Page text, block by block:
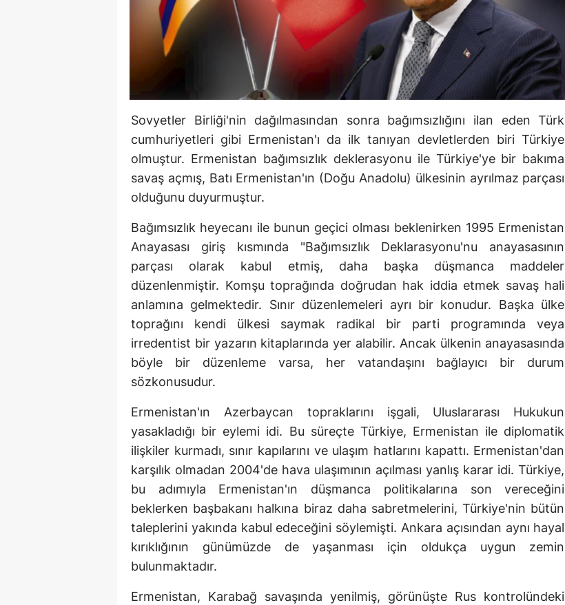
Sovyetler Birliği'nin dağılmasından sonra bağımsızlığını ilan eden Türk
cumhuriyetleri gibi Ermenistan'ı da ilk tanıyan devletlerden biri Türkiye
olmuştur. Ermenistan bağımsızlık deklerasyonu ile Türkiye'ye bir bakıma
savaş açmış, Batı Ermenistan'ın (Doğu Anadolu) ülkesinin ayrılmaz parçası
olduğunu duyurmuştur.
Bağımsızlık heyecanı ile bunun geçici olması beklenirken 1995 Ermenistan
Anayasası giriş kısmında "Bağımsızlık Deklarasyonu'nu anayasasının
parçası olarak kabul etmiş, daha başka düşmanca maddeler
düzenlenmiştir. Komşu toprağında doğrudan hak iddia etmek savaş hali
anlamına gelmektedir. Sınır düzenlemeleri ayrı bir konudur. Başka ülke
toprağını kendi ülkesi saymak radikal bir parti programında veya
irredentist bir yazarın kitaplarında yer alabilir. Ancak ülkenin anayasasında
böyle bir düzenleme varsa, her vatandaşını bağlayıcı bir durum
sözkonusudur.
Ermenistan'ın Azerbaycan topraklarını işgali, Uluslararası Hukukun
yasakladığı bir eylemi idi. Bu süreçte Türkiye, Ermenistan ile diplomatik
ilişkiler kurmadı, sınır kapılarını ve ulaşım hatlarını kapattı. Ermenistan'dan
karşılık olmadan 2004'de hava ulaşımının açılması yanlış karar idi. Türkiye,
bu adımıyla Ermenistan'ın düşmanca politikalarına son vereceğini
beklerken başbakanı halkına biraz daha sabretmelerini, Türkiye'nin bütün
taleplerini yakında kabul edeceğini söylemişti. Ankara açısından aynı hayal
kırıklığının günümüzde de yaşanması için oldukça uygun zemin
bulunmaktadır.
Ermenistan, Karabağ savaşında yenilmiş, görünüşte Rus kontrolündeki